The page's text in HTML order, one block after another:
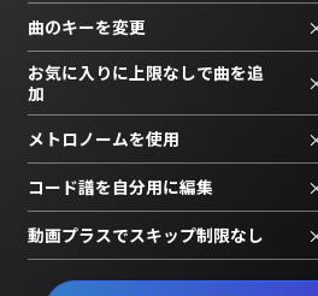
曲のキーを変更
お気に入りに上限なしで曲を追
加
メトロノームを使用
コード譜を自分用に編集
動画プラスでスキップ制限なし